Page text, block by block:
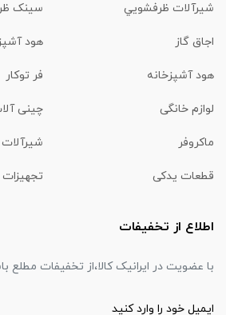
شیرآلات ظرفشويي سینک
اجاق گاز هود
هود آشپزخانه فر توکار
لوازم خانگی چینی
ماكروفر
قطعات یدکی
اطلاع از تخفیفات
با عضویت در ایرانیک کالا،از تخفیفات مطلع